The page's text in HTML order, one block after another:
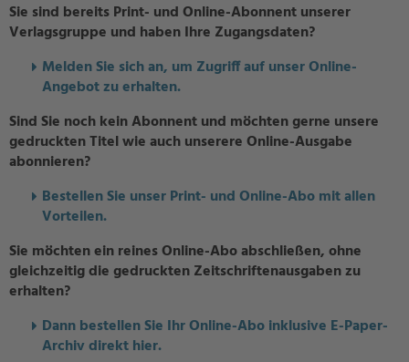
Sie sind bereits Print- und Online-Abonnent unserer
Verlagsgruppe und haben Ihre Zugangsdaten?
Melden Sie sich an, um Zugriff auf unser Online-
Angebot zu erhalten.
Sind Sie noch kein Abonnent und möchten gerne unsere
gedruckten Titel wie auch unserere Online-Ausgabe
abonnieren?
Bestellen Sie unser Print- und Online-Abo mit allen
Vorteilen.
Sie möchten ein reines Online-Abo abschließen, ohne
gleichzeitig die gedruckten Zeitschriftenausgaben zu
erhalten?
Dann bestellen Sie Ihr Online-Abo inklusive E-Paper-
Archiv direkt hier.